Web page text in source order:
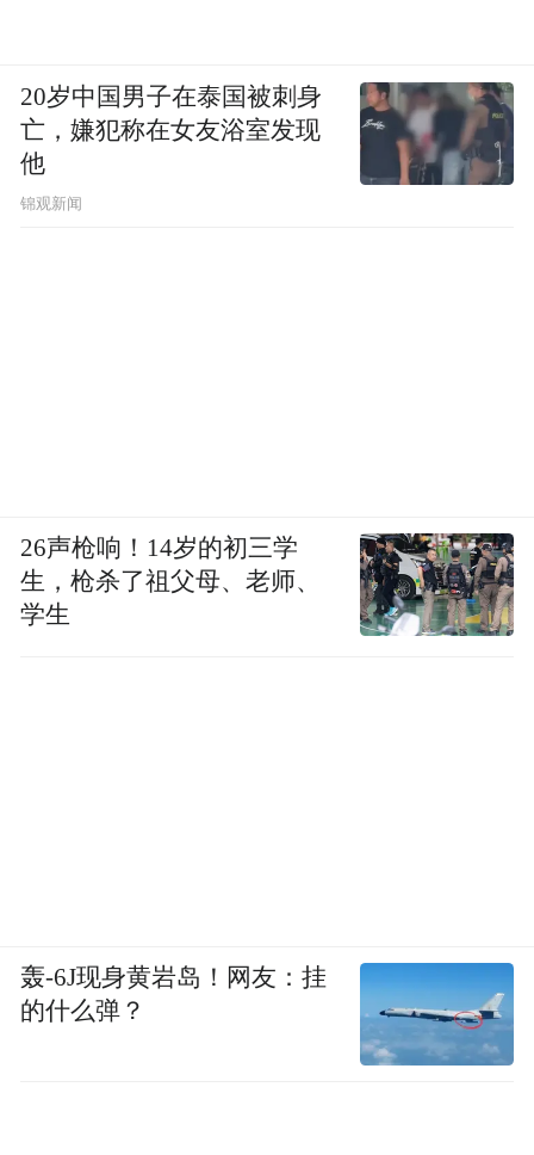
20岁中国男子在泰国被刺身
亡，嫌犯称在女友浴室发现
他
锦观新闻
26声枪响！14岁的初三学
生，枪杀了祖父母、老师、
学生
轰-6J现身黄岩岛！网友：挂
的什么弹？